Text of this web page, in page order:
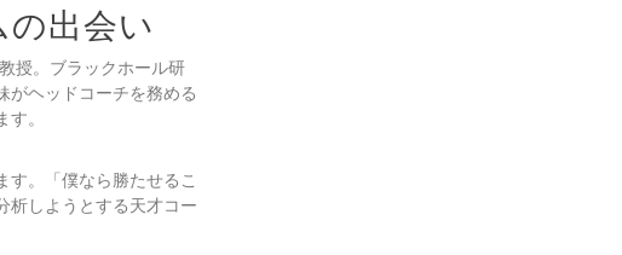
出会い
授。ブラックホール研
がヘッドコーチを務める
。
。「僕なら勝たせるこ
析しようとする天才コー